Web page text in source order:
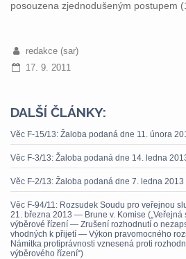
posouzena zjednodušeným postupem
redakce (sar)
17. 9. 2011
DALŠÍ ČLÁNKY:
Věc F-15/13: Žaloba podaná dne 11. února
Věc F-3/13: Žaloba podaná dne 14. ledna
Věc F-2/13: Žaloba podaná dne 7. ledna
Věc F-94/11: Rozsudek Soudu pro veřejnou
21. března 2013 — Brune v. Komise
výběrové řízení — Zrušení rozhodnutí o
vhodných k přijetí — Výkon pravomocného
Námitka protiprávnosti vznesená proti
výběrového řízení“)